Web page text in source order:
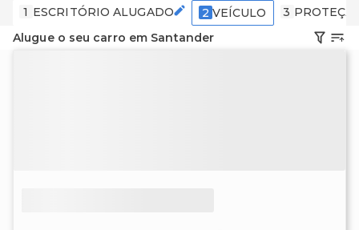
1 ESCRITÓRIO ALUGADO 2 VEÍCULO 3
Alugue o seu carro em Santander